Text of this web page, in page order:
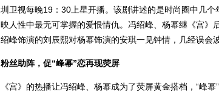
圳卫视每晚19：30上星开播。该剧讲述的是时尚圈中几
映人性中最无可掌握的爱恨情仇。冯绍峰、杨幂继《宫》
绍峰饰演的刘辰熙对杨幂饰演的安琪一见钟情，几经误会
粉丝助阵，促“峰幂”恋再现荧屏
《宫》的热播让冯绍峰、杨幂成为了荧屏黄金搭档，“峰